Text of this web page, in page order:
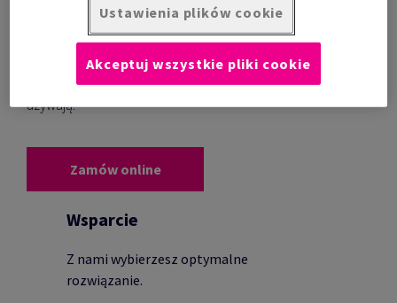
Rozwiązania te niewątpliwie oferują wiele korzyści dla
przedsiębiorstw, które chcą po raz pierwszy wprowadzić
zautomatyzowane urządzenia i systemy lub też
udoskonalić urządzenia i systemy, których obecnie
używają.
Zamów online
Wsparcie
Z nami wybierzesz optymalne
rozwiązanie.
Ustawienia plików cookie
Akceptuj wszystkie pliki cookie